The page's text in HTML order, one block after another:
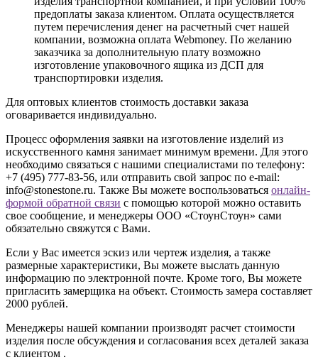
предоплаты заказа клиентом. Оплата осуществляется
путем перечисления денег на расчетный счет нашей
компании, возможна оплата Webmoney. По желанию
заказчика за дополнительную плату возможно
изготовление упаковочного ящика из ДСП для
транспортировки изделия.
Для оптовых клиентов стоимость доставки заказа
оговаривается индивидуально.
Процесс оформления заявки на изготовление изделий из
искусственного камня занимает минимум времени. Для этого
необходимо связаться с нашими специалистами по телефону:
+7 (495) 777-83-56, или отправить свой запрос по e-mail:
info@stonestone.ru. Также Вы можете воспользоваться онлайн-
формой обратной связи с помощью которой можно оставить
свое сообщение, и менеджеры ООО «СтоунСтоун» сами
обязательно свяжутся с Вами.
Если у Вас имеется эскиз или чертеж изделия, а также
размерные характеристики, Вы можете выслать данную
информацию по электронной почте. Кроме того, Вы можете
пригласить замерщика на объект. Стоимость замера составляет
2000 рублей.
Менеджеры нашей компании производят расчет стоимости
изделия после обсуждения и согласования всех деталей заказа
с клиентом .